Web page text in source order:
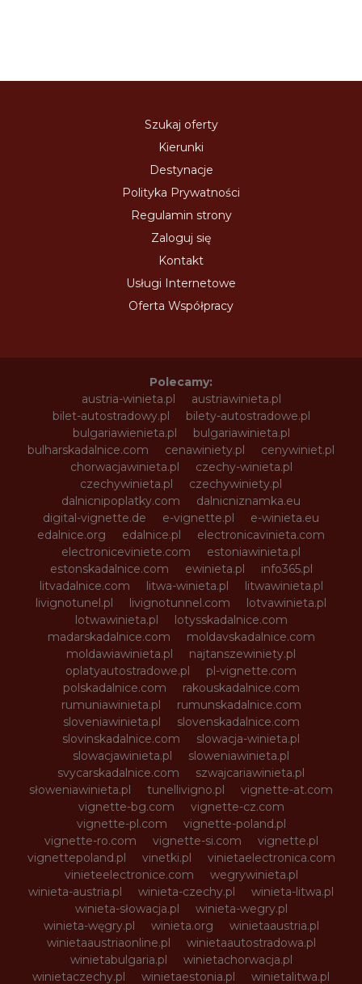
Szukaj oferty
Kierunki
Destynacje
Polityka Prywatności
Regulamin strony
Zaloguj się
Kontakt
Usługi Internetowe
Oferta Współpracy
Polecamy:
austria-winieta.pl
austriawinieta.pl
bilet-autostradowy.pl
bilety-autostradowe.pl
bulgariawienieta.pl
bulgariawinieta.pl
bulharskadalnice.com
cenawiniety.pl
cenywiniet.pl
chorwacjawinieta.pl
czechy-winieta.pl
czechywinieta.pl
czechywiniety.pl
dalnicnipoplatky.com
dalnicniznamka.eu
digital-vignette.de
e-vignette.pl
e-winieta.eu
edalnice.org
edalnice.pl
electronicavinieta.com
electroniceviniete.com
estoniawinieta.pl
estonskadalnice.com
ewinieta.pl
info365.pl
litvadalnice.com
litwa-winieta.pl
litwawinieta.pl
livignotunel.pl
livignotunnel.com
lotvawinieta.pl
lotwawinieta.pl
lotysskadalnice.com
madarskadalnice.com
moldavskadalnice.com
moldawiawinieta.pl
najtanszewiniety.pl
oplatyautostradowe.pl
pl-vignette.com
polskadalnice.com
rakouskadalnice.com
rumuniawinieta.pl
rumunskadalnice.com
sloveniawinieta.pl
slovenskadalnice.com
slovinskadalnice.com
slowacja-winieta.pl
slowacjawinieta.pl
sloweniawinieta.pl
svycarskadalnice.com
szwajcariawinieta.pl
słoweniawinieta.pl
tunellivigno.pl
vignette-at.com
vignette-bg.com
vignette-cz.com
vignette-pl.com
vignette-poland.pl
vignette-ro.com
vignette-si.com
vignette.pl
vignettepoland.pl
vinetki.pl
vinietaelectronica.com
vinieteelectronice.com
wegrywinieta.pl
winieta-austria.pl
winieta-czechy.pl
winieta-litwa.pl
winieta-słowacja.pl
winieta-wegry.pl
winieta-węgry.pl
winieta.org
winietaaustria.pl
winietaaustriaonline.pl
winietaautostradowa.pl
winietabulgaria.pl
winietachorwacja.pl
winietaczechy.pl
winietaestonia.pl winietalitwa.pl